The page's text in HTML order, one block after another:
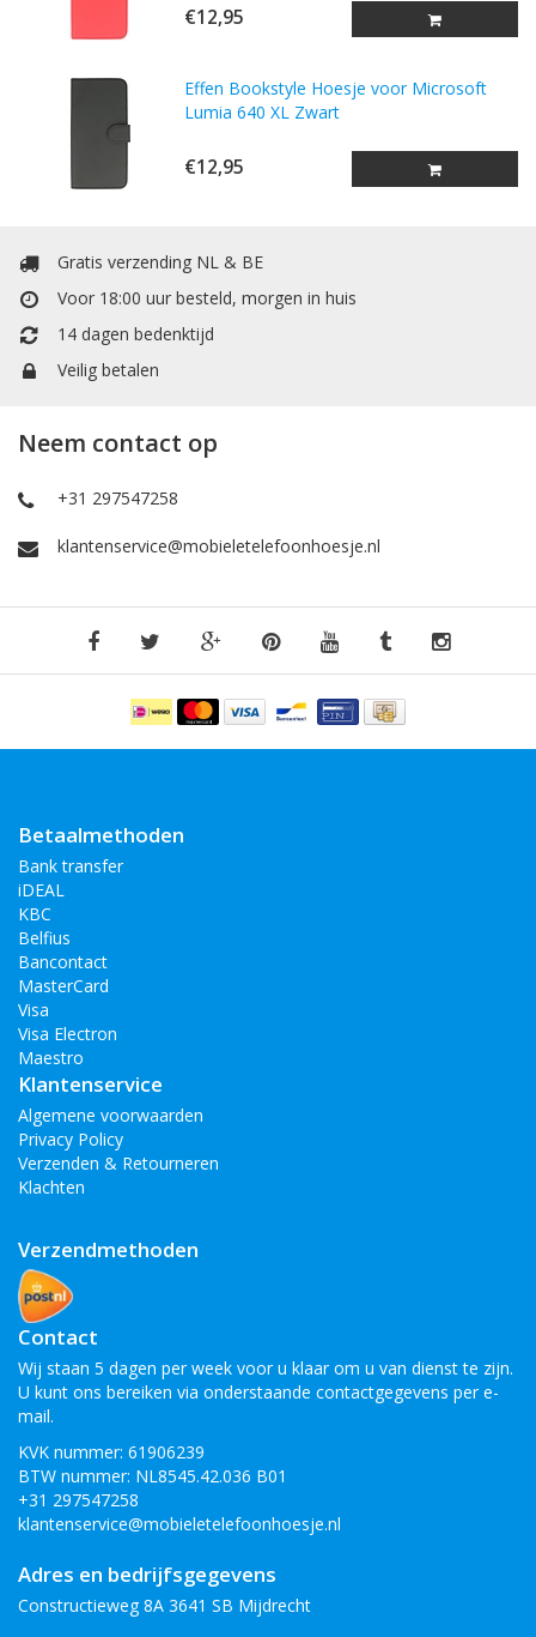
€12,95
Effen Bookstyle Hoesje voor Microsoft
Lumia 640 XL Zwart
€12,95
Gratis verzending NL & BE
Voor 18:00 uur besteld, morgen in huis
14 dagen bedenktijd
Veilig betalen
Neem contact op
+31 297547258
klantenservice@mobieletelefoonhoesje.nl
Betaalmethoden
Bank transfer
iDEAL
KBC
Belfius
Bancontact
MasterCard
Visa
Visa Electron
Maestro
Klantenservice
Algemene voorwaarden
Privacy Policy
Verzenden & Retourneren
Klachten
Verzendmethoden
Contact
Wij staan 5 dagen per week voor u klaar om u van dienst te zijn.
U kunt ons bereiken via onderstaande contactgegevens per e-
mail.
KVK nummer: 61906239
BTW nummer: NL8545.42.036 B01
+31 297547258
klantenservice@mobieletelefoonhoesje.nl
Adres en bedrijfsgegevens
Constructieweg 8A 3641 SB Mijdrecht